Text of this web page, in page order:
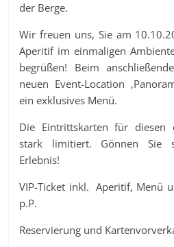
der Berge.
Wir freuen uns, Sie am
Aperitif im einmaligen
begrüßen! Beim
neuen Event-Location
ein exklusives Menü.
Die Eintrittskarten für diesen
stark limitiert. Gönnen Sie
Erlebnis!
VIP-Ticket inkl. Aperitif, Menü
p.P.
Reservierung und